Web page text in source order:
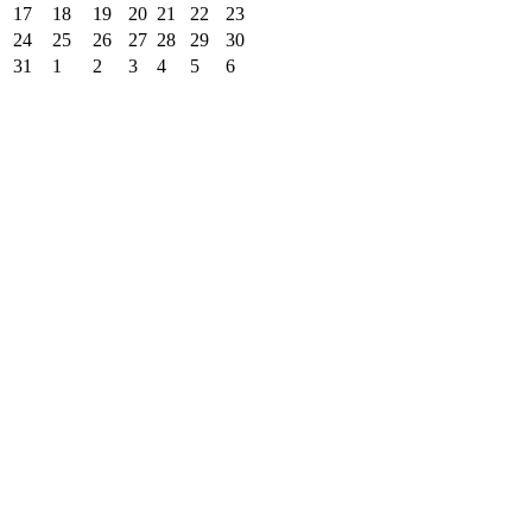
17
18 19 20 21 22
23
24
25 26 27 28 29
30
31
1 2 3 4 5 6